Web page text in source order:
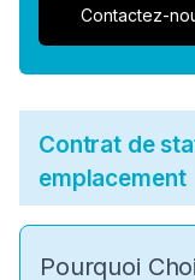
Contactez-
Contrat de
emplacement
Pourquoi